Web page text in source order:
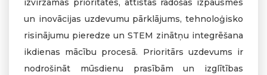
un inovācijas uzdevumu pārklājums, tehnoloģisko
risinājumu pieredze un STEM zinātņu integrēšana
ikdienas mācību procesā. Prioritārs uzdevums ir
nodrošināt mūsdienu prasībām un izglītības